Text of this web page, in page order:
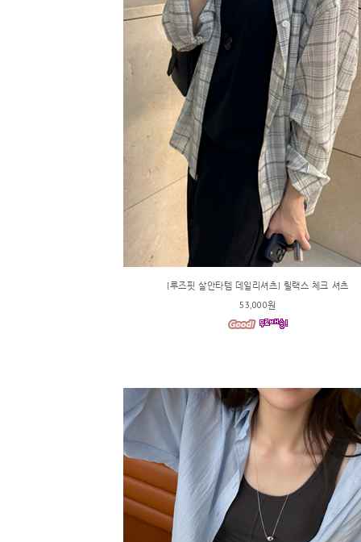
[루즈핏 살안타템 데일리셔츠] 릴랙스 체크 셔츠
53,000원